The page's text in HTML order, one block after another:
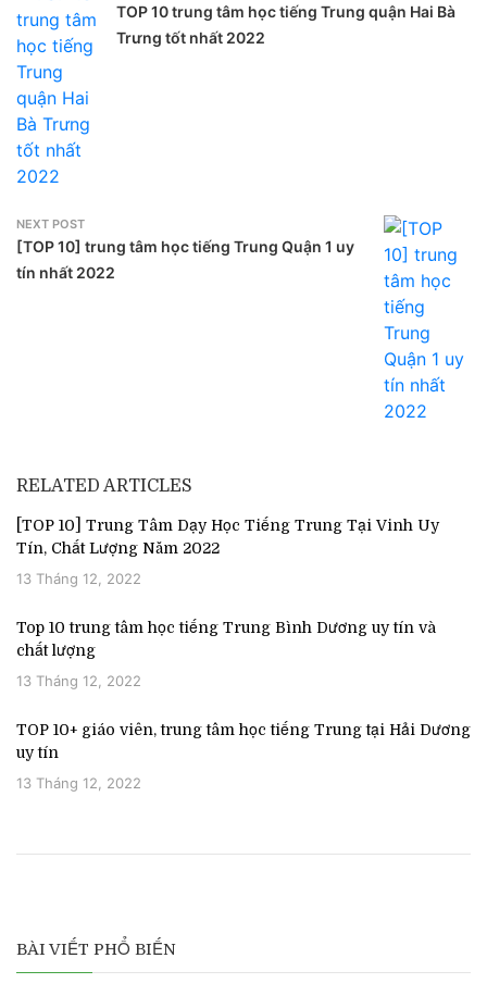
TOP 10 trung tâm học tiếng Trung quận Hai Bà
Trưng tốt nhất 2022
NEXT POST
[TOP 10] trung tâm học tiếng Trung Quận 1 uy
tín nhất 2022
RELATED ARTICLES
[TOP 10] Trung Tâm Dạy Học Tiếng Trung Tại Vinh Uy
Tín, Chất Lượng Năm 2022
13 Tháng 12, 2022
Top 10 trung tâm học tiếng Trung Bình Dương uy tín và
chất lượng
13 Tháng 12, 2022
TOP 10+ giáo viên, trung tâm học tiếng Trung tại Hải Dương
uy tín
13 Tháng 12, 2022
BÀI VIẾT PHỔ BIẾN